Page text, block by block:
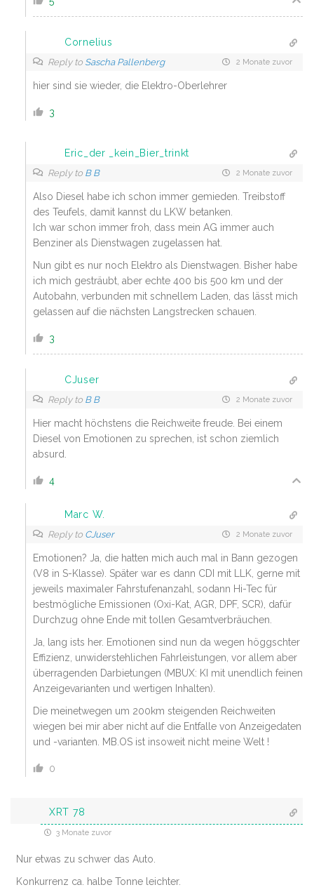
Cornelius
Reply to Sascha Pallenberg 2 Monate zuvor
hier sind sie wieder, die Elektro-Oberlehrer
3
Eric_der _kein_Bier_trinkt
Reply to B B 2 Monate zuvor
Also Diesel habe ich schon immer gemieden. Treibstoff
des Teufels, damit kannst du LKW betanken.
Ich war schon immer froh, dass mein AG immer auch
Benziner als Dienstwagen zugelassen hat.
Nun gibt es nur noch Elektro als Dienstwagen. Bisher habe
ich mich gesträubt, aber echte 400 bis 500 km und der
Autobahn, verbunden mit schnellem Laden, das lässt mich
gelassen auf die nächsten Langstrecken schauen.
3
CJuser
Reply to B B 2 Monate zuvor
Hier macht höchstens die Reichweite freude. Bei einem
Diesel von Emotionen zu sprechen, ist schon ziemlich
absurd.
4
Marc W.
Reply to CJuser 2 Monate zuvor
Emotionen? Ja, die hatten mich auch mal in Bann gezogen
(V8 in S-Klasse). Später war es dann CDI mit LLK, gerne mit
jeweils maximaler Fahrstufenanzahl, sodann Hi-Tec für
bestmögliche Emissionen (Oxi-Kat, AGR, DPF, SCR), dafür
Durchzug ohne Ende mit tollen Gesamtverbräuchen.
Ja, lang ists her. Emotionen sind nun da wegen höggschter
Effizienz, unwiderstehlichen Fahrleistungen, vor allem aber
überragenden Darbietungen (MBUX: KI mit unendlich feinen
Anzeigevarianten und wertigen Inhalten).
Die meinetwegen um 200km steigenden Reichweiten
wiegen bei mir aber nicht auf die Entfalle von Anzeigedaten
und -varianten. MB.OS ist insoweit nicht meine Welt !
0
XRT 78
3 Monate zuvor
Nur etwas zu schwer das Auto.
Konkurrenz ca. halbe Tonne leichter.